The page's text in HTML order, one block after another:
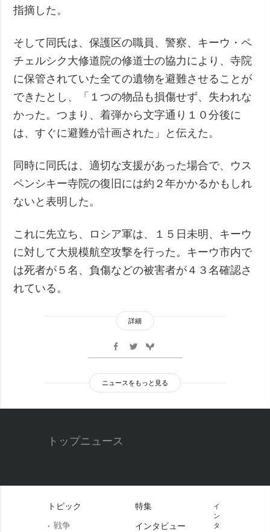
指摘した。
そして同氏は、保護区の職員、警察、キーウ・ペ
チェルシク大修道院の修道士の協力により、寺院
に保管されていた全ての遺物を避難させることが
できたとし、「１つの物品も損傷せず、失われな
かった。つまり、着弾から文字通り１０分後に
は、すぐに避難が計画された」と伝えた。
同時に同氏は、適切な支援があった場合で、ウス
ペンシキー寺院の復旧には約２年かかるかもしれ
ないと表明した。
これに先立ち、ロシア軍は、１５日未明、キーウ
に対して大規模航空攻撃を行った。キーウ市内で
は死者が５名、負傷などの被害者が４３名確認さ
れている。
詳細
ニュースをもっと見る
トップニュース
トピック
戦争
特集
インタビュー
イ
ン
タ